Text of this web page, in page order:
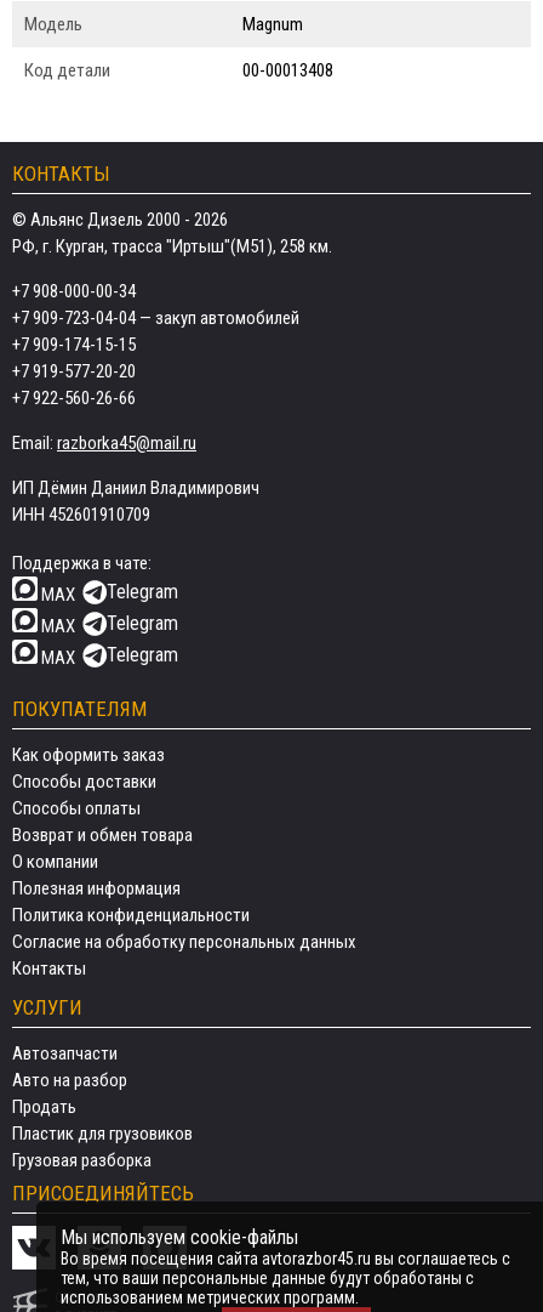
Модель Magnum
Код детали 00-00013408
КОНТАКТЫ
© Альянс Дизель 2000 - 2026
РФ, г. Курган, трасса "Иртыш"(М51), 258 км.
+7 908-000-00-34
+7 909-723-04-04— закуп автомобилей
+7 909-174-15-15
+7 919-577-20-20
+7 922-560-26-66
Email: razborka45@mail.ru
ИП Дёмин Даниил Владимирович
ИНН 452601910709
Поддержка в чате:
MAX
Telegram
MAX Telegram
MAX Telegram
ПОКУПАТЕЛЯМ
Как оформить заказ
Способы доставки
Способы оплаты
Возврат и обмен товара
О компании
Полезная информация
Политика конфиденциальности
Согласие на обработку персональных данных
Контакты
УСЛУГИ
Автозапчасти
Авто на разбор
Продать
Пластик для грузовиков
Грузовая разборка
ПРИСОЕДИНЯЙТЕСЬ
СДЕЛАНО
Мы используем cookie-файлы
Во время посещения сайта avtorazbor45.ru вы соглашаетесь с
тем, что ваши персональные данные будут обработаны с
использованием метрических программ.